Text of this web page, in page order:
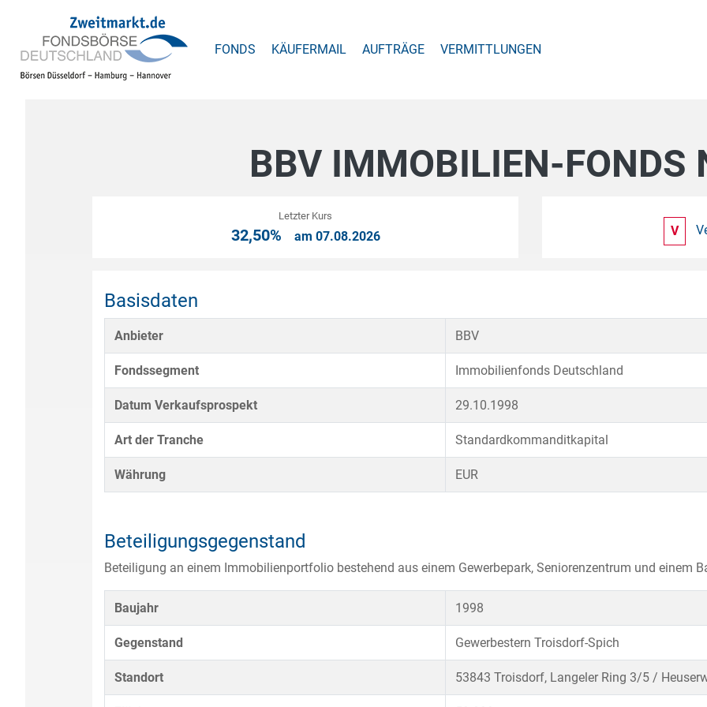
FONDS KÄUFERMAIL AUFTRÄGE VERMITTLUNGEN
BBV IMMOBILIEN-FONDS
Letzter Kurs
32,50% am 07.08.2026 V
Basisdaten
Anbieter BBV
Fondssegment Immobilienfonds Deutschland
Datum Verkaufsprospekt 29.10.1998
Art der Tranche Standardkommanditkapital
Währung EUR
Beteiligungsgegenstand
Beteiligung an einem Immobilienportfolio bestehend aus einem Gewerbepark, Seniorenzentrum und einem
Baujahr 1998
Gegenstand Gewerbestern Troisdorf-Spich
Standort 53843 Troisdorf, Langeler Ring 3/5 /